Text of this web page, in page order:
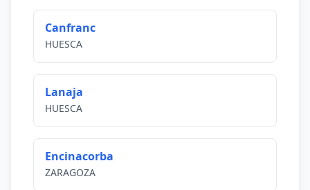
Canfranc
HUESCA
Lanaja
HUESCA
Encinacorba
ZARAGOZA